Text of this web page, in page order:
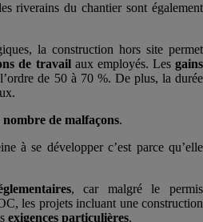
riverains du chantier sont également
la construction hors site permet
de travailaux employés. Lesgains
de 50 à 70 %. De plus, la durée
de malfaçons.
à se développer c’est parce qu’elle
, car malgré le permis
les projets incluant une construction
exigences particulières.